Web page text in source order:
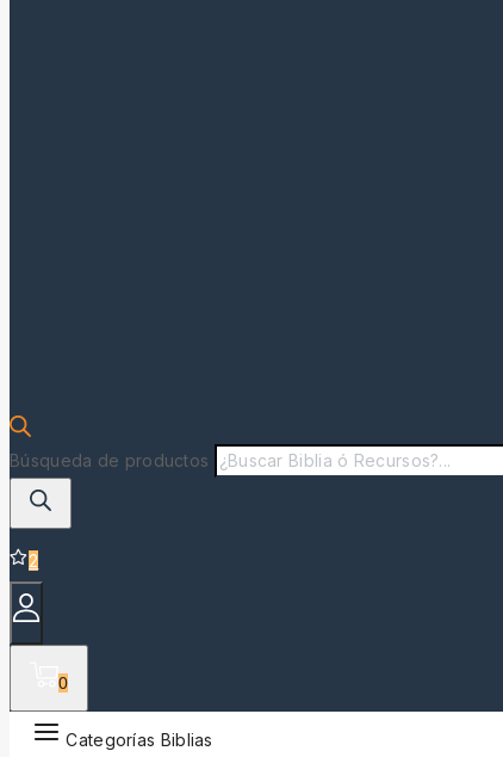
Búsqueda de productos
2
0
Categorías Biblias